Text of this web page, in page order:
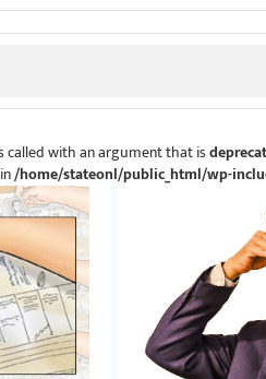
called with an argument that is
/home/stateonl/public_html/wp-